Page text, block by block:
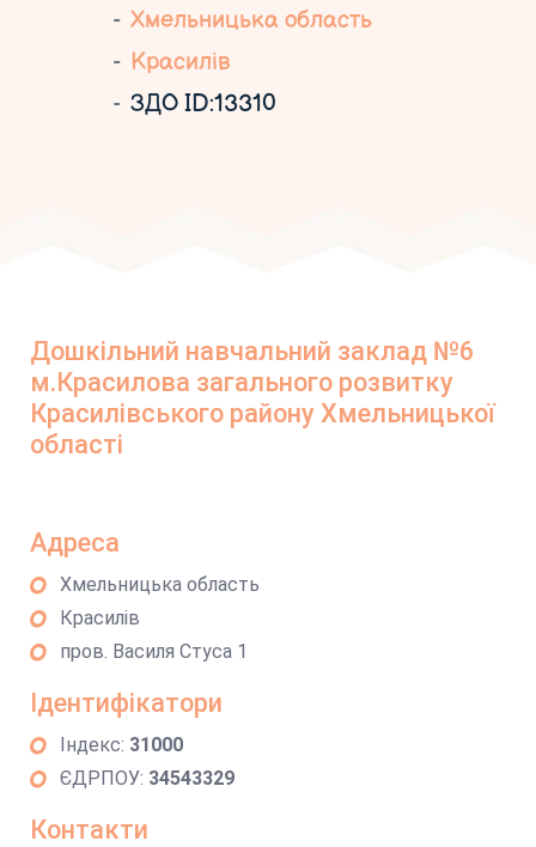
Хмельницька область
Красилів
ЗДО ID:13310
Дошкільний навчальний заклад №6
м.Красилова загального розвитку
Красилівського району Хмельницької
області
Адреса
Хмельницька область
Красилів
пров. Василя Стуса 1
Ідентифікатори
Індекс: 31000
ЄДРПОУ: 34543329
Контакти